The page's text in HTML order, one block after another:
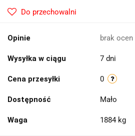
Do przechowalni
Opinie brak ocen
Wysyłka w ciągu 7 dni
Cena przesyłki 0
Dostępność Mało
Waga 1884 kg